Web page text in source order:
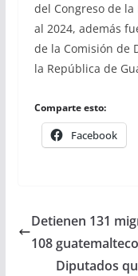
del Congreso de
al 2024, además
de la Comisión de
la República de
Comparte esto:
Facebook
Detienen 131
108
Diputados